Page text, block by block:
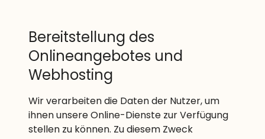
Bereitstellung des
Onlineangebotes und
Webhosting
Wir verarbeiten die Daten der Nutzer, um
ihnen unsere Online-Dienste zur Verfügung
stellen zu können. Zu diesem Zweck